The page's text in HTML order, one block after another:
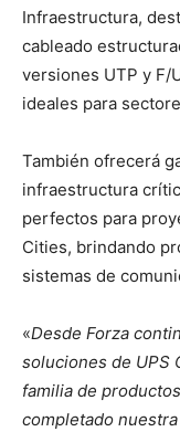
Infraestructura,
cableado
versiones UTP y F/
ideales para
También ofrecerá
infraestructura
perfectos para
Cities, brindando
sistemas de
«Desde Forza
soluciones de UPS
familia de
completado